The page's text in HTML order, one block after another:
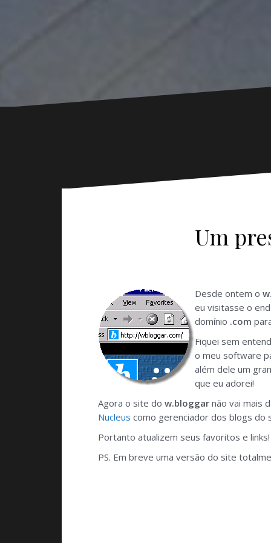
Um
Desde ontem o
eu visitasse o
domínio .com
Fiquei sem
o meu software
além dele um
que eu adorei!
Agora o site do w.bloggar não vai mais
Nucleus como gerenciador dos blogs do
Portanto atualizem seus favoritos e links!
PS. Em breve uma versão do site